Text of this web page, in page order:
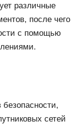
различные
после чего
с помощью
сетей